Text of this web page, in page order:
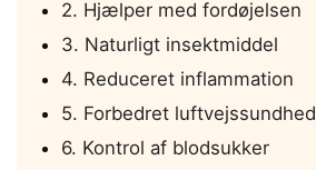
2. Hjælper med fordøjelsen
3. Naturligt insektmiddel
4. Reduceret inflammation
5. Forbedret luftvejssundhed
6. Kontrol af blodsukker